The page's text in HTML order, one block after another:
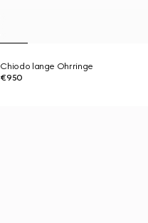
Chiodo lange Ohrringe
€950